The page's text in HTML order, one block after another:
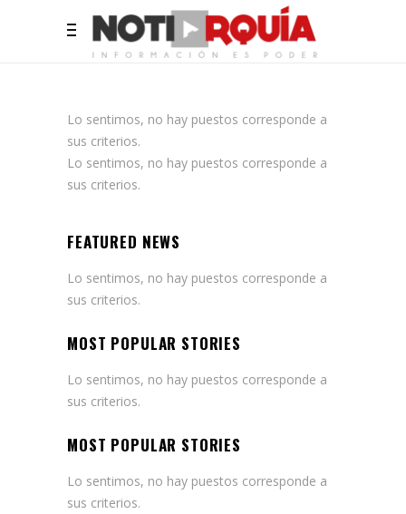
Lo sentimos, no hay puestos corresponde a
sus criterios.
Lo sentimos, no hay puestos corresponde a
sus criterios.
FEATURED NEWS
Lo sentimos, no hay puestos corresponde a
sus criterios.
MOST POPULAR STORIES
Lo sentimos, no hay puestos corresponde a
sus criterios.
MOST POPULAR STORIES
Lo sentimos, no hay puestos corresponde a
sus criterios.